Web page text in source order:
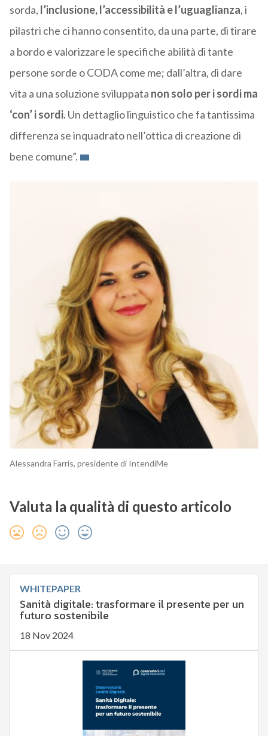
sorda, l’inclusione, l’accessibilità e l’uguaglianza, i
pilastri che ci hanno consentito, da una parte, di tirare
a bordo e valorizzare le specifiche abilità di tante
persone sorde o CODA come me; dall’altra, di dare
vita a una soluzione sviluppata non solo per i sordi ma
‘con’ i sordi.Un dettaglio linguistico che fa tantissima
differenza se inquadrato nell’ottica di creazione di
bene comune”.
Alessandra Farris, presidente di IntendiMe
Valuta la qualità di questo articolo
WHITEPAPER
Sanità digitale: trasformare il presente per un
futuro sostenibile
18 Nov 2024